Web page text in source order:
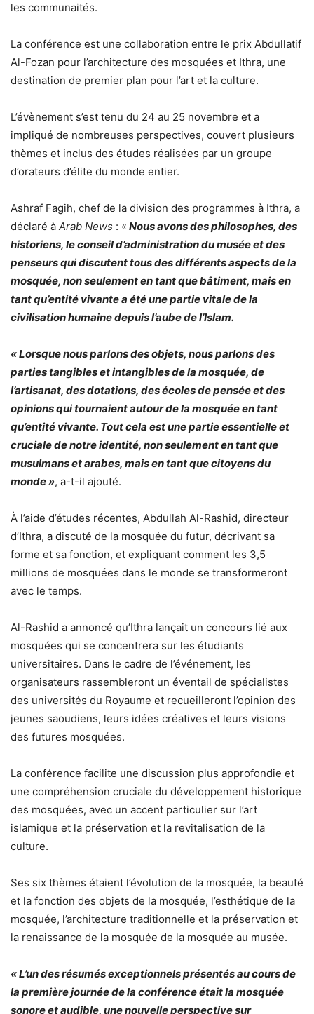
les communaités.
La conférence est une collaboration entre le prix Abdullatif
Al-Fozan pour l’architecture des mosquées et Ithra, une
destination de premier plan pour l’art et la culture.
L’évènement s’est tenu du 24 au 25 novembre et a
impliqué de nombreuses perspectives, couvert plusieurs
thèmes et inclus des études réalisées par un groupe
d’orateurs d’élite du monde entier.
Ashraf Fagih, chef de la division des programmes à Ithra, a
déclaré à Arab News : « Nous avons des philosophes, des
historiens, le conseil d’administration du musée et des
penseurs qui discutent tous des différents aspects de la
mosquée, non seulement en tant que bâtiment, mais en
tant qu’entité vivante a été une partie vitale de la
civilisation humaine depuis l’aube de l’Islam.
« Lorsque nous parlons des objets, nous parlons des
parties tangibles et intangibles de la mosquée, de
l’artisanat, des dotations, des écoles de pensée et des
opinions qui tournaient autour de la mosquée en tant
qu’entité vivante. Tout cela est une partie essentielle et
cruciale de notre identité, non seulement en tant que
musulmans et arabes, mais en tant que citoyens du
monde », a-t-il ajouté.
À l’aide d’études récentes, Abdullah Al-Rashid, directeur
d’Ithra, a discuté de la mosquée du futur, décrivant sa
forme et sa fonction, et expliquant comment les 3,5
millions de mosquées dans le monde se transformeront
avec le temps.
Al-Rashid a annoncé qu’Ithra lançait un concours lié aux
mosquées qui se concentrera sur les étudiants
universitaires. Dans le cadre de l’événement, les
organisateurs rassembleront un éventail de spécialistes
des universités du Royaume et recueilleront l’opinion des
jeunes saoudiens, leurs idées créatives et leurs visions
des futures mosquées.
La conférence facilite une discussion plus approfondie et
une compréhension cruciale du développement historique
des mosquées, avec un accent particulier sur l’art
islamique et la préservation et la revitalisation de la
culture.
Ses six thèmes étaient l’évolution de la mosquée, la beauté
et la fonction des objets de la mosquée, l’esthétique de la
mosquée, l’architecture traditionnelle et la préservation et
la renaissance de la mosquée de la mosquée au musée.
« L’un des résumés exceptionnels présentés au cours de
la première journée de la conférence était la mosquée
sonore et audible, une nouvelle perspective sur